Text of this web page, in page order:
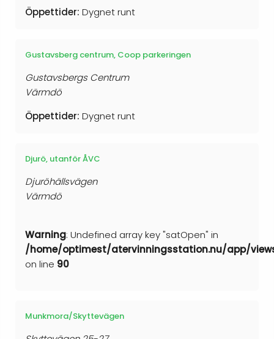
Öppettider: Dygnet runt
Gustavsberg centrum, Coop parkeringen
Gustavsbergs Centrum
Värmdö
Öppettider: Dygnet runt
Djurö, utanför ÅVC
Djuröhällsvägen
Värmdö
Warning: Undefined array key "satOpen" in
/home/optimest/atervinningsstation.nu/app/
on line 90
Munkmora/Skyttevägen